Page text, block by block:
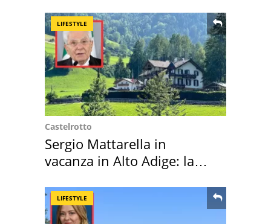
LIFESTYLE
Castelrotto
Sergio Mattarella in
vacanza in Alto Adige: la
LIFESTYLE